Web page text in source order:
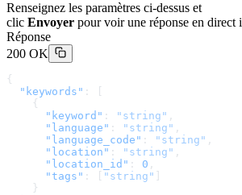
Renseignez les paramètres ci-dessus et
clic Envoyer pour voir une réponse en direct
Réponse
200 OK
{
  "keywords"
: [
    {
      "keyword"
: "string" ,
      "language"
: "string" ,
      "language_code"
: "string" ,
      "location"
: "string" ,
      "location_id"
: 0 ,
      "tags"
: [ "string"
    }